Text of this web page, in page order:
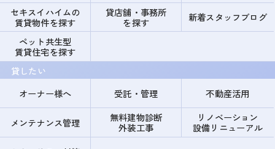
セキスイハイムの
賃貸物件を探す
貸店舗・事務所
を探す
新着スタッフブログ
ペット共生型
賃貸住宅を探す
貸したい
オーナー様へ
受託・管理 不動産活用
メンテナンス管理
無料建物診断
外装工事
リノベーション
設備リニューアル